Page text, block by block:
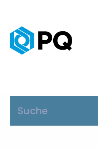
Produktion
23. Juni 2026